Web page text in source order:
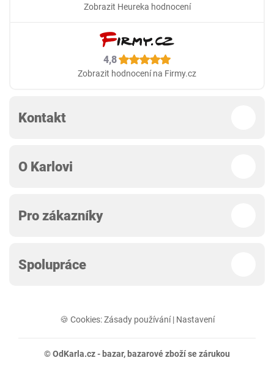
Zobrazit Heureka hodnocení
4,8
Zobrazit hodnocení na Firmy.cz
Kontakt
O Karlovi
Pro zákazníky
Spolupráce
🍪 Cookies:Zásady používání| Nastavení
© OdKarla.cz - bazar, bazarové zboží se zárukou